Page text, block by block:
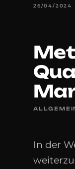
26/04/2024
In der